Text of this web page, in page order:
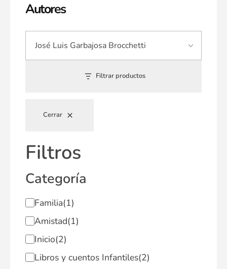
Autores
Filtrar productos
Cerrar
Filtros
Categoría
Familia(1)
Amistad(1)
Inicio(2)
Libros y cuentos Infantiles(2)